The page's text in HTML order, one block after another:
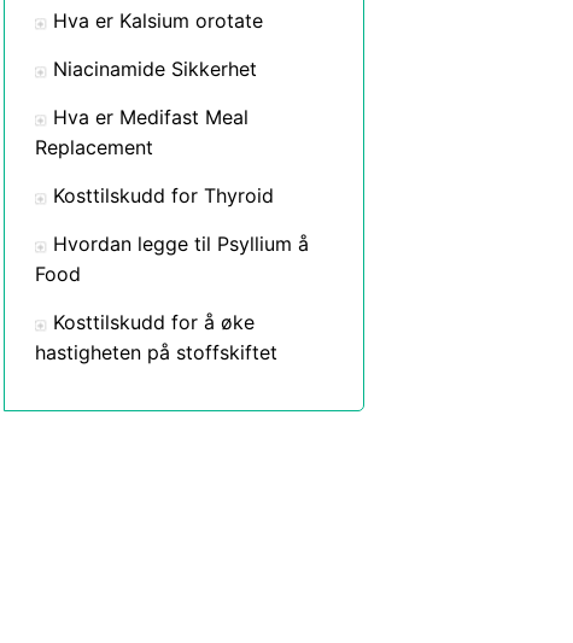
Hva er Kalsium orotate
Niacinamide Sikkerhet
Hva er Medifast Meal
Replacement
Kosttilskudd for Thyroid
Hvordan legge til Psyllium å
Food
Kosttilskudd for å øke
hastigheten på stoffskiftet